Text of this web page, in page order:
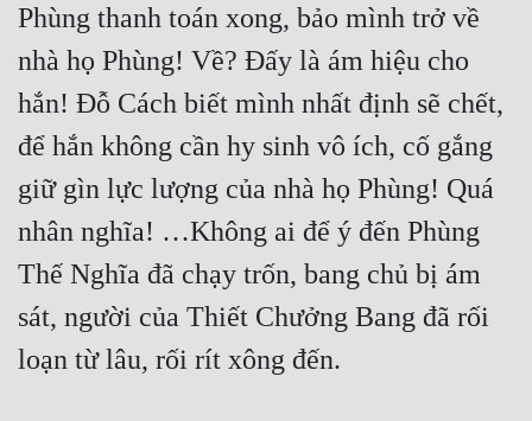
Tội Phạm
Vô Địch
Võ Hiệp
Võng Du
Xuyên Không
Xuyên Nhanh
Xuyên Sách
Phùng thanh toán xong, bảo mình trở về
nhà họ Phùng! Về? Đấy là ám hiệu cho
hắn! Đỗ Cách biết mình nhất định sẽ chết,
để hắn không cần hy sinh vô ích, cố gắng
giữ gìn lực lượng của nhà họ Phùng! Quá
nhân nghĩa! …Không ai để ý đến Phùng
Thế Nghĩa đã chạy trốn, bang chủ bị ám
sát, người của Thiết Chưởng Bang đã rối